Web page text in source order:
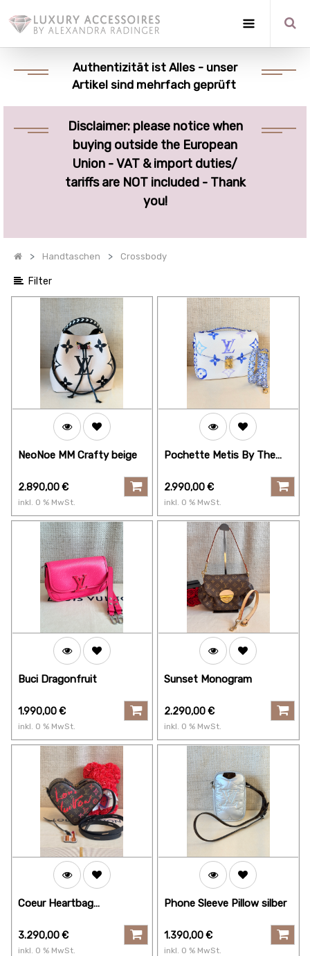
Authentizität ist Alles - unser
Artikel sind mehrfach geprüft
Disclaimer: please notice when
buying outside the European
Union - VAT & import duties/
tariffs are NOT included - Thank
you!
Handtaschen Crossbody
Filter
Optionen
anzeigen
Kategorien
NeoNoe MM Crafty beige
2.890,00€
inkl. 0 % MwSt.
Pochette Metis By The
2.990,00€
inkl. 0 % MwSt.
Buci Dragonfruit
1.990,00€
inkl. 0 % MwSt.
Sunset Monogram
2.290,00€
inkl. 0 % MwSt.
Coeur Heartbag
3.290,00€
inkl. 0 % MwSt.
Phone Sleeve Pillow silber
1.390,00€
inkl. 0 % MwSt.